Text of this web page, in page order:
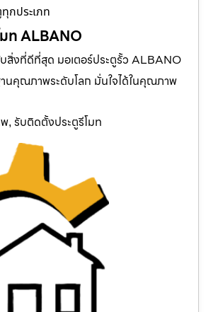
กประเภท
ท ALBANO
งที่ดีที่สุด มอเตอร์ประตูรั้ว ALBANO
นคุณภาพระดับโลก มั่นใจได้ในคุณภาพ
, รับติดตั้งประตูรีโมท